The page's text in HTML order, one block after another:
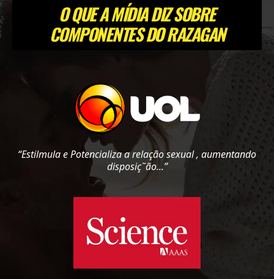
O QUE A MÍDIA DIZ SOBRE
COMPONENTES DO RAZAGAN
“Estilmula e Potencializa a relação sexual , aumentando
disposiç˜ão...”